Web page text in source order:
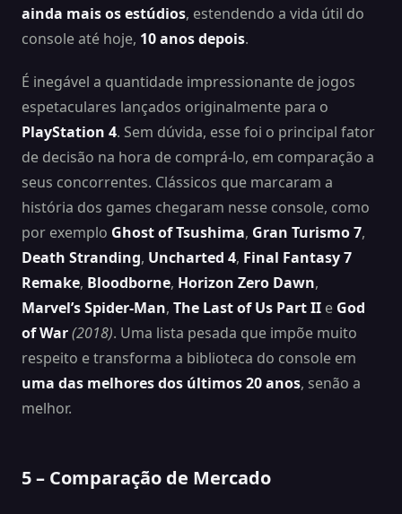
ainda mais os estúdios, estendendo a vida útil do
console até hoje, 10 anos depois.
É inegável a quantidade impressionante de jogos
espetaculares lançados originalmente para o
PlayStation 4. Sem dúvida, esse foi o principal fator
de decisão na hora de comprá-lo, em comparação a
seus concorrentes. Clássicos que marcaram a
história dos games chegaram nesse console, como
por exemplo Ghost of Tsushima, Gran Turismo 7,
Death Stranding, Uncharted 4, Final Fantasy 7
Remake, Bloodborne, Horizon Zero Dawn,
Marvel’s Spider-Man, The Last of Us Part II e God
of War(2018). Uma lista pesada que impõe muito
respeito e transforma a biblioteca do console em
uma das melhores dos últimos 20 anos, senão a
melhor.
5 – Comparação de Mercado